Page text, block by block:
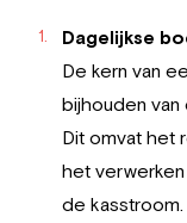
Dagelijkse
De kern van
bijhouden van
Dit omvat het
het verwerken
de kasstroom.